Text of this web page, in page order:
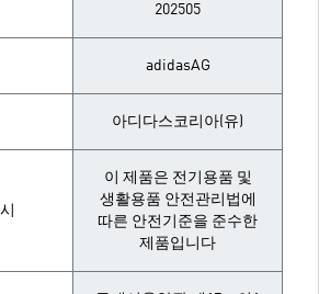
202505
adidasAG
아디다스코리아(유)
이 제품은 전기용품 및
생활용품 안전관리법에
따른 안전기준을 준수한
제품입니다